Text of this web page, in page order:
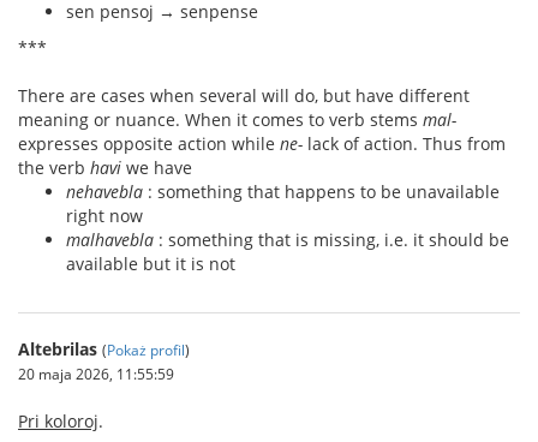
sen pensoj → senpense
***
There are cases when several will do, but have different
meaning or nuance. When it comes to verb stems mal-
expresses opposite action while ne- lack of action. Thus from
the verb havi we have
nehavebla : something that happens to be unavailable
right now
malhavebla : something that is missing, i.e. it should be
available but it is not
Altebrilas (Pokaż profil)
20 maja 2026, 11:55:59
Pri koloroj.